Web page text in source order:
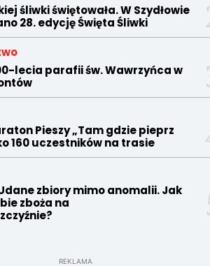
śliwki świętowała. W Szydłowie
28. edycję Święta Śliwki
lecia parafii św. Wawrzyńca w
Pieszy „Tam gdzie pieprz
160 uczestników na trasie
zbiory mimo anomalii. Jak
zboża na
REKLAMA